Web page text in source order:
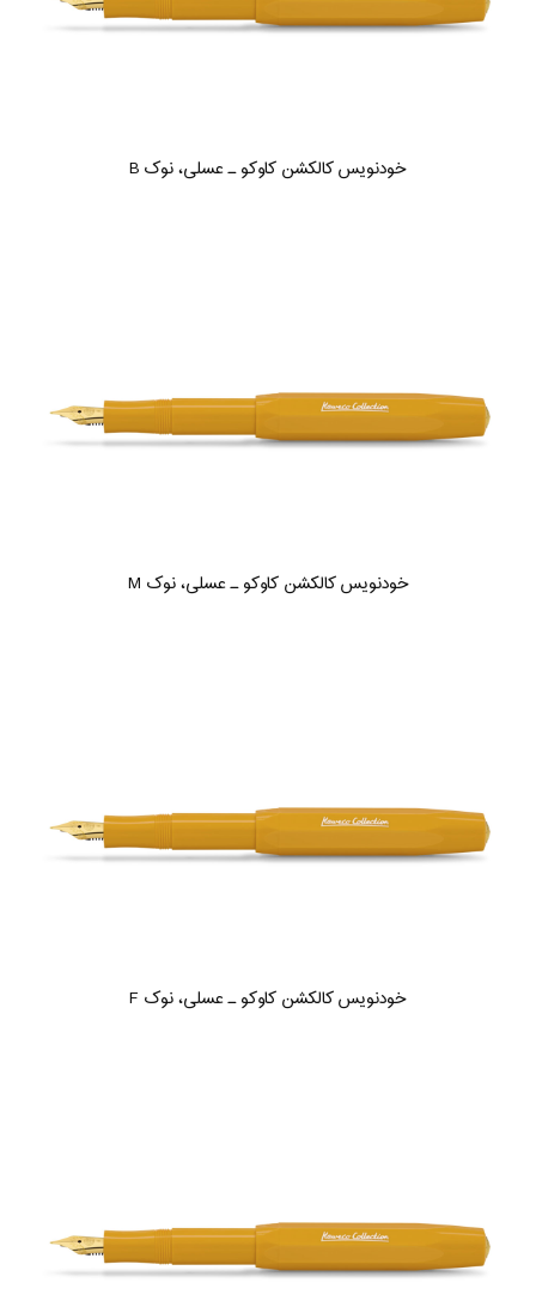
خودنویس کالکشن کاوکو ـ عسلی، نوک B
خودنویس کالکشن کاوکو ـ عسلی، نوک M
خودنویس کالکشن کاوکو ـ عسلی، نوک F